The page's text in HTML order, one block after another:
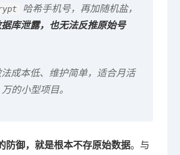
哈希手机号，再加随机盐，
库泄露，也无法反推原始号
成本低、维护简单，适合月活
的小型项目。
防御，就是根本不存原始数据。与